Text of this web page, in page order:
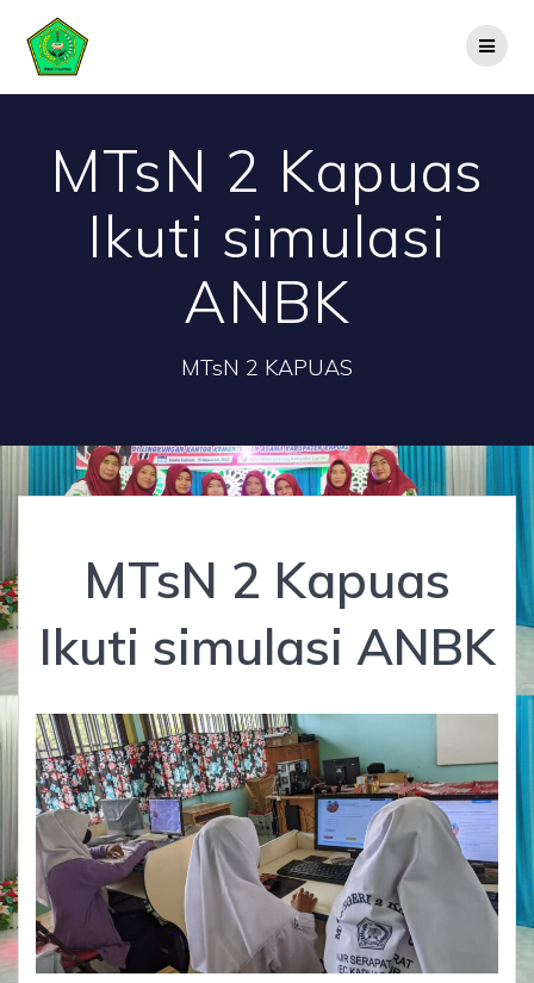
MTsN 2 Kapuas
Ikuti simulasi
ANBK
MTsN 2 KAPUAS
MTsN 2 Kapuas
Ikuti simulasi ANBK